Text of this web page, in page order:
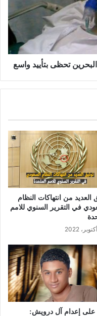
تحظى بتأييد واسع
العديد من انتهاكات النظام
في التقرير السنوي للامم
على إعدام آل درويش: